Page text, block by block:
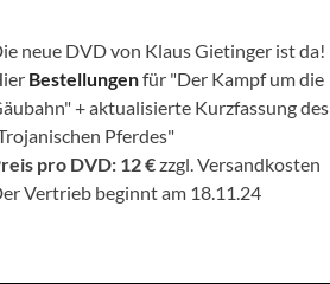
neue DVD von Klaus Gietinger ist da!
Bestellungenfür "Der Kampf um die
+ aktualisierte Kurzfassung des
Pferdes"
pro DVD: 12 €zzgl. Versandkosten
Vertrieb beginnt am 18.11.24